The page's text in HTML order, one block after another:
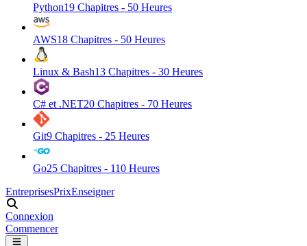
Python19 Chapitres - 50 Heures
AWS18 Chapitres - 50 Heures
Linux & Bash13 Chapitres - 30 Heures
C# et .NET20 Chapitres - 70 Heures
Git9 Chapitres - 25 Heures
Go25 Chapitres - 110 Heures
EntreprisesPrixEnseigner
Connexion
Commencer